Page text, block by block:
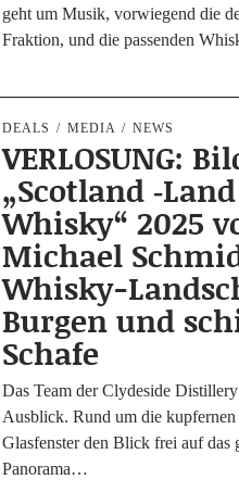
geht um Musik, vor­wie­gend die
Frak­ti­on, und die pas­sen­den
DEALS MEDIA NEWS
VERLOSUNG:
„Scotland
Whisky“ 2025
Michael
Whisky-
Burgen und
Schafe
Das Team der Cly­de­si­de
Aus­blick. Rund um die kup­fer­nen
Glas­fens­ter den Blick frei auf das
Panorama…